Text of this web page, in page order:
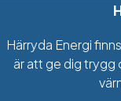
Härryda Energi
är att ge dig trygg